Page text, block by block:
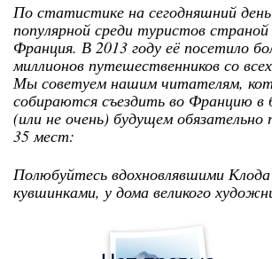
По статистике на сегодняшний
популярной среди туристов страной
Франция. В 2013 году её посетило
миллионов путешественников со
Мы советуем нашим читателям,
собираются съездить во Францию
(или не очень) будущем
35 мест:
Полюбуйтесь вдохновлявшими
кувшинками, у дома великого